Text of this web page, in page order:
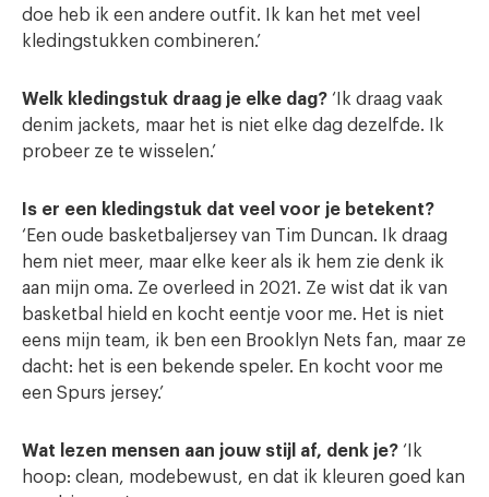
doe heb ik een andere outfit. Ik kan het met veel
kledingstukken combineren.’
Welk kledingstuk draag je elke dag? ‘Ik draag vaak
denim jackets, maar het is niet elke dag dezelfde. Ik
probeer ze te wisselen.’
Is er een kledingstuk dat veel voor je betekent?
‘Een oude basketbaljersey van Tim Duncan. Ik draag
hem niet meer, maar elke keer als ik hem zie denk ik
aan mijn oma. Ze overleed in 2021. Ze wist dat ik van
basketbal hield en kocht eentje voor me. Het is niet
eens mijn team, ik ben een Brooklyn Nets fan, maar ze
dacht: het is een bekende speler. En kocht voor me
een Spurs jersey.’
Wat lezen mensen aan jouw stijl af, denk je? ‘Ik
hoop: clean, modebewust, en dat ik kleuren goed kan